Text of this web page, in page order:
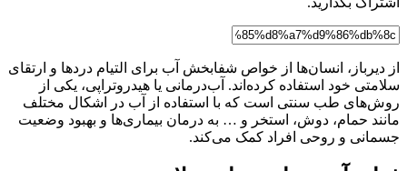
از دیرباز، انسان‌ها از خواص شفابخش آب برای التیام دردها و ارتقای
سلامتی خود استفاده کرده‌اند. آب‌درمانی یا هیدروتراپی، یکی از
روش‌های طب سنتی است که با استفاده از آب در اشکال مختلف
مانند حمام، دوش، استخر و … به درمان بیماری‌ها و بهبود وضعیت
جسمانی و روحی افراد کمک می‌کند.